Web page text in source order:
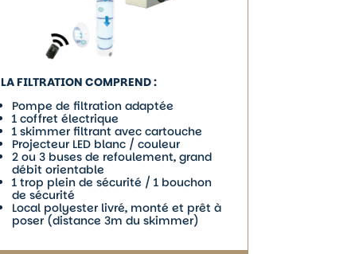
LA FILTRATION COMPREND :
Pompe de filtration adaptée
1 coffret électrique
1 skimmer filtrant avec cartouche
Projecteur LED blanc / couleur
2 ou 3 buses de refoulement, grand
débit orientable
1 trop plein de sécurité / 1 bouchon
de sécurité
Local polyester livré, monté et prêt à
poser (distance 3m du skimmer)